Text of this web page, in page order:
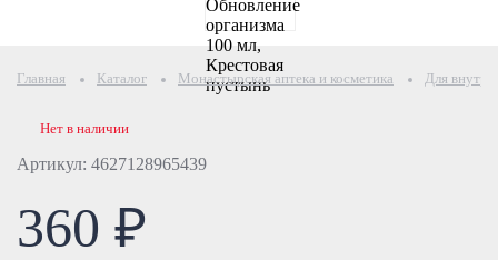
Главная Каталог Монастырская аптека и косметика Для
Артикул: 4627128965439
Нет в наличии
360 ₽